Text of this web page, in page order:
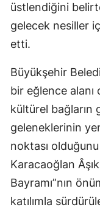
üstlendiğini
gelecek nesiller
etti.
Büyükşehir
bir eğlence alanı
kültürel bağların
geleneklerinin
noktası olduğunu
Karacaoğlan
Bayramı”nın
katılımla